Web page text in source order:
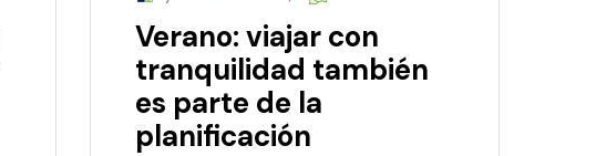
Verano: viajar con
tranquilidad también
es parte de la
planificación